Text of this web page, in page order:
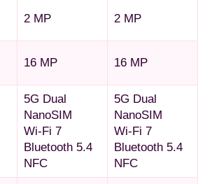
2 MP 2 MP
16 MP 16 MP
5G Dual
NanoSIM
Wi-Fi 7
Bluetooth 5.4
NFC
5G Dual
NanoSIM
Wi-Fi 7
Bluetooth 5.4
NFC